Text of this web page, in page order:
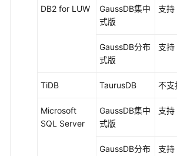
DB2 for LUW
GaussDB集中
式版
支持
GaussDB分布
式版
支持
TiDB TaurusDB 不支
Microsoft
SQL Server
GaussDB集中
式版
支持
GaussDB分布
支持